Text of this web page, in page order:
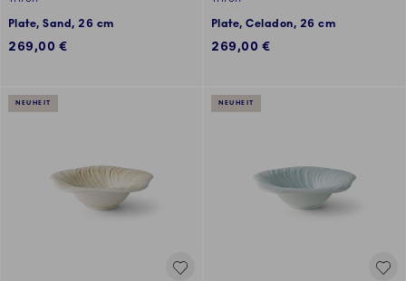
Plate, Sand, 26 cm
269,00 €
Plate, Celadon, 26 cm
269,00 €
NEUHEIT NEUHEIT